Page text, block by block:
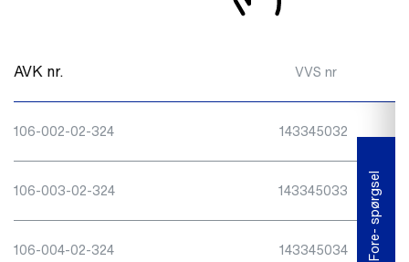
AVK nr. VVS nr
106-002-02-324 143345032
106-003-02-324 143345033
106-004-02-324 143345034 Fore- spørgsel